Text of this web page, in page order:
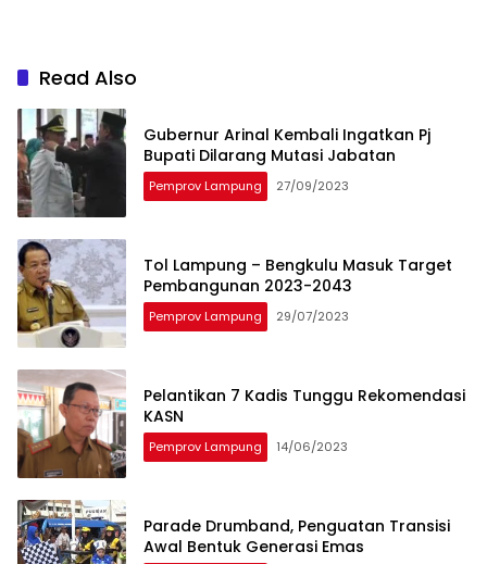
Read Also
Gubernur Arinal Kembali Ingatkan Pj
Bupati Dilarang Mutasi Jabatan
Pemprov Lampung 27/09/2023
Tol Lampung – Bengkulu Masuk Target
Pembangunan 2023-2043
Pemprov Lampung 29/07/2023
Pelantikan 7 Kadis Tunggu Rekomendasi
KASN
Pemprov Lampung 14/06/2023
Parade Drumband, Penguatan Transisi
Awal Bentuk Generasi Emas